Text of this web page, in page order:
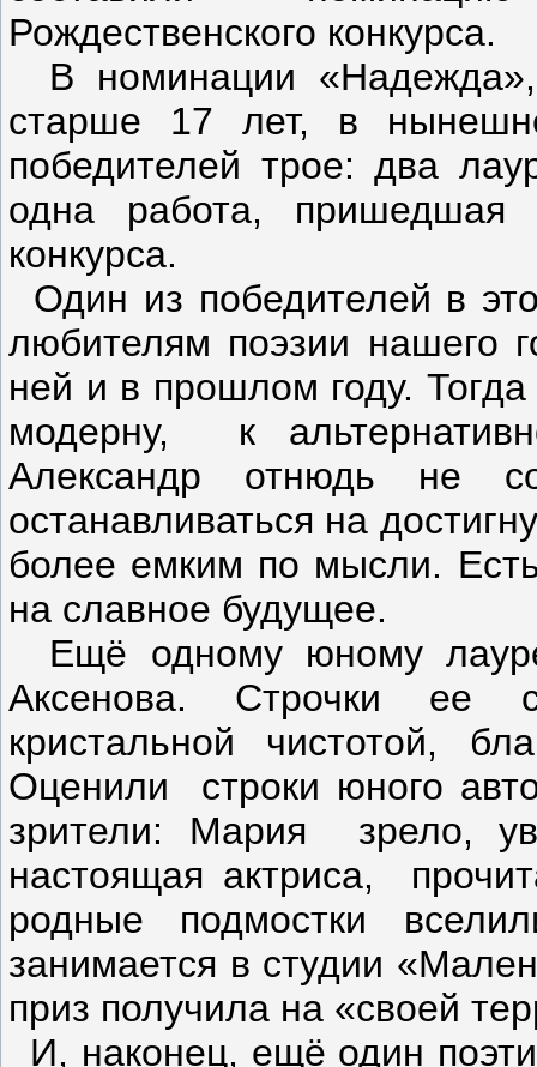
Рождественского конкурса.
В номинации
старше 17 лет, в
победителей трое: два
одна работа, пришедшая
конкурса.
Один из победителей в
любителям поэзии нашего
ней и в прошлом году.
модерну, к
Александр отнюдь не
останавливаться на
более емким по мысли.
на славное будущее.
Ещё одному юному
Аксенова. Строчки ее
кристальной чистотой,
Оценили строки юного
зрители: Мария зрело,
настоящая актриса,
родные подмостки
занимается в студии
приз получила на «своей
И, наконец, ещё один